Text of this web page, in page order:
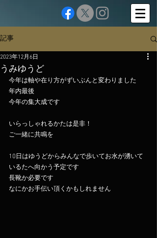
記事
うみゆうど
2023年12月6日
今年は軸や在り方がずいぶんと変わりました
年内最後
今年の集大成です
いらっしゃれるかたは是非！
ご一緒に共鳴を
10日はゆうどからみんなで歩いてお水が湧いて
いるたへ向かう予定です
長靴か必要です
なにかお手伝い頂くかもしれません